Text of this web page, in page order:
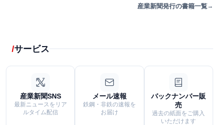
産業新聞発行の書籍一覧
サービス
産業新聞SNS
最新ニュースをリア
ルタイム配信
メール速報
鉄鋼・非鉄の速報を
お届け
バックナンバー販
売
過去の紙面をご購入
いただけます